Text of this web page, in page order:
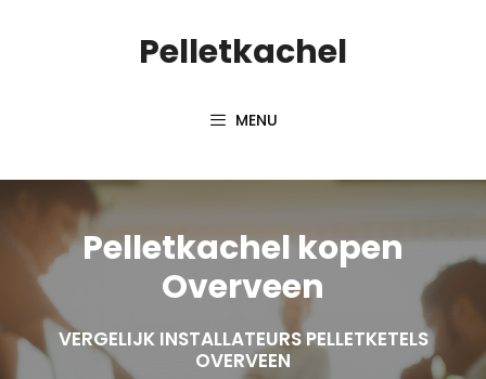
Pelletkachel
MENU
Pelletkachel kopen
Overveen
VERGELIJK INSTALLATEURS PELLETKETELS
OVERVEEN